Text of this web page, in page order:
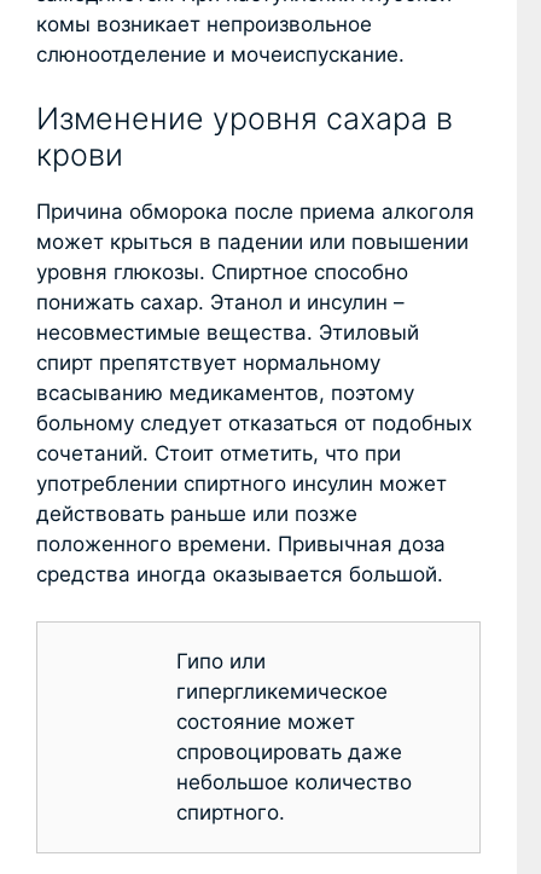
комы возникает непроизвольное
слюноотделение и мочеиспускание.
Изменение уровня сахара в
крови
Причина обморока после приема алкоголя
может крыться в падении или повышении
уровня глюкозы. Спиртное способно
понижать сахар. Этанол и инсулин –
несовместимые вещества. Этиловый
спирт препятствует нормальному
всасыванию медикаментов, поэтому
больному следует отказаться от подобных
сочетаний. Стоит отметить, что при
употреблении спиртного инсулин может
действовать раньше или позже
положенного времени. Привычная доза
средства иногда оказывается большой.
Гипо или
гипергликемическое
состояние может
спровоцировать даже
небольшое количество
спиртного.